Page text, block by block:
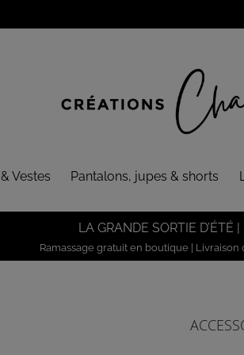
Vestes Pantalons, jupes & shorts
LA GRANDE SORTIE D’ÉTÉ |
Ramassage gratuit en boutique | Livraison